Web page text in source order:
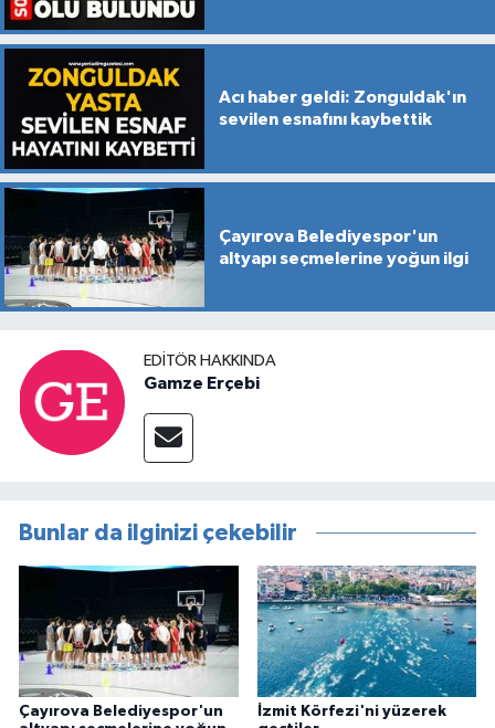
Acı haber geldi: Zonguldak'ın
sevilen esnafını kaybettik
Çayırova Belediyespor'un
altyapı seçmelerine yoğun ilgi
EDITÖR HAKKINDA
Gamze Erçebi
Bunlar da ilginizi çekebilir
Çayırova Belediyespor'un
İzmit Körfezi'ni yüzerek